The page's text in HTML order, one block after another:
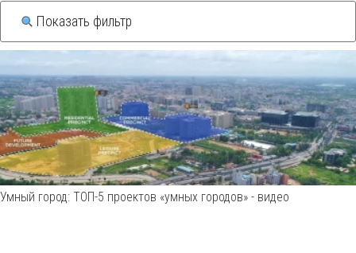
Показать фильтр
Умный город: ТОП-5 проектов «умных городов» - видео